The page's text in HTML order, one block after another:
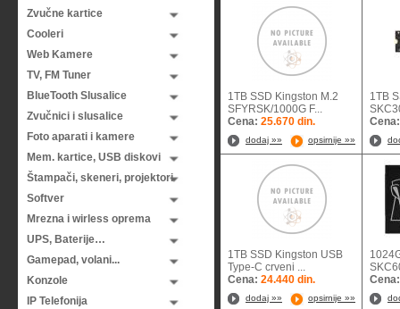
Zvučne kartice
Cooleri
Web Kamere
TV, FM Tuner
BlueTooth Slusalice
Zvučnici i slusalice
Foto aparati i kamere
Mem. kartice, USB diskovi
Štampači, skeneri, projektori
Softver
Mrezna i wirless oprema
UPS, Baterije…
Gamepad, volani...
Konzole
IP Telefonija
1TB SSD Kingston M.2
SFYRSK/1000G F...
Cena: 25.670 din.
dodaj »» opsirnije »»
1TB
1TB SSD Kingston USB
Type-C crveni ...
Cena: 24.440 din.
dodaj »» opsirnije »»